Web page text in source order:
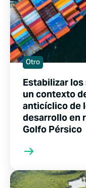
Otro
Estabilizar
un contexto
anticíclico de
desarrollo en
Golfo Pérsico